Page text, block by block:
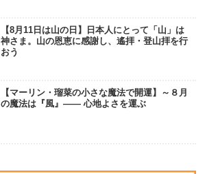
【8月11日は山の日】日本人にとって「山」は
神さま。山の恩恵に感謝し、遙拝・登山拝を行
おう
【マーリン・瑠菜の小さな魔法で開運】～８月
の魔法は『風』―― 心地よさを運ぶ